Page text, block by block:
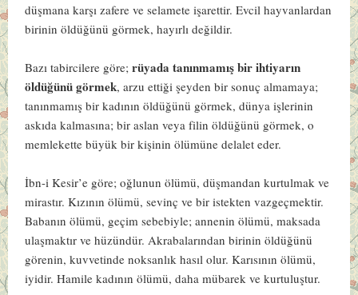
düşmana karşı zafere ve selamete işarettir. Evcil hayvanlardan
birinin öldüğünü görmek, hayırlı değildir.
Bazı tabircilere göre;rüyada tanınmamış bir ihtiyarın
öldüğünü görmek, arzu ettiği şeyden bir sonuç almamaya;
tanınmamış bir kadının öldüğünü görmek, dünya işlerinin
askıda kalmasına; bir aslan veya filin öldüğünü görmek, o
memlekette büyük bir kişinin ölümüne delalet eder.
İbn-i Kesir’e göre; oğlunun ölümü, düşmandan kurtulmak ve
mirastır. Kızının ölümü, sevinç ve bir istekten vazgeçmektir.
Babanın ölümü, geçim sebebiyle; annenin ölümü, maksada
ulaşmaktır ve hüzündür. Akrabalarından birinin öldüğünü
görenin, kuvvetinde noksanlık hasıl olur. Karısının ölümü,
iyidir. Hamile kadının ölümü, daha mübarek ve kurtuluştur.